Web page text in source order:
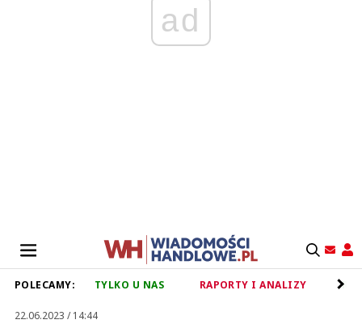
ad
POLECAMY: TYLKO U NAS RAPORTY I ANALIZY
22.06.2023 / 14:44